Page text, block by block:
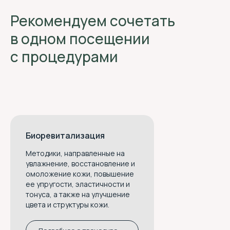
Рекомендуем сочетать
в одном посещении
с процедурами
Биоревитализация
Методики, направленные на
увлажнение, восстановление и
омоложение кожи, повышение
ее упругости, эластичности и
тонуса, а также на улучшение
цвета и структуры кожи.
Медицинские услуги:
ООО " АПРЕЛЬ"
ИНН 4705067957
ОГРН 1154705001450
ИП ДЕГТЯРЕНКО А. А.
ОГРНИП 304470518400014